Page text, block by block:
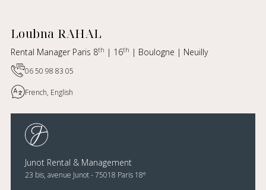
Loubna RAHAL
Rental Manager Paris 8th | 16th | Boulogne | Neuilly
06 50 98 83 05
French, English
Junot Rental & Management
23 bis, avenue Junot - 75018 Paris 18e